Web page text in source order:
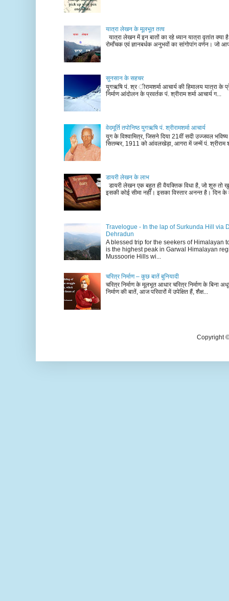
यात्रा लेखन के मूलभूत तत्व
यात्रा लेखन में इन बातों का रहे ध्यान यात्रा वृतांत क्या
रोमाँचक एवं ज्ञानबर्धक अनुभवों का सांगोपांग वर्णन। जो
सुनसान के सहचर
युगऋषि पं. श्र ीरामशर्मा आचार्य की हिमालय यात्रा के
निर्माण आंदोलन के प्रवर्तक पं. श्रीराम शर्मा आचार्य ग...
वेदमूर्ति तपोनिष्ठ युगऋषि पं. श्रीरामशर्मा आचार्य
युग के विश्वामित्र, जिसने दिया 21वीं सदी उज्जवल भविष्य
सितम्बर, 1911 को आंवलखेड़ा, आगरा में जन्में पं. श्रीराम
डायरी लेखन के लाभ
डायरी लेखन एक बहुत ही वैयक्तिक विधा है, जो शुरु तो
इसकी कोई सीमा नहीं। इसका विस्तार अनन्त है। दिन के
Travelogue - In the lap of Surkunda Hill via
Dehradun
A blessed trip for the seekers of Himalayan
is the highest peak in Garwal Himalayan
Mussoorie Hills wi...
चरित्र निर्माण – कुछ बातें बुनियादी
चरित्र निर्माण के मूलभूत आधार चरित्र निर्माण के बिना
निर्माण की बातें, आज परिवारों में उपेक्षित हैं, शैक्ष...
Copyright